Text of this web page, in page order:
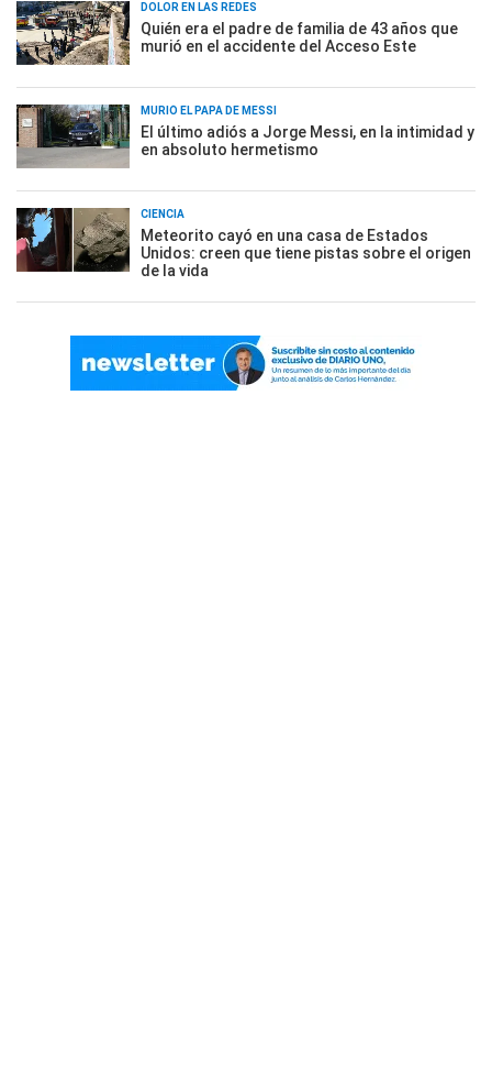
DOLOR EN LAS REDES
Quién era el padre de familia de 43 años que
murió en el accidente del Acceso Este
MURIÓ EL PAPÁ DE MESSI
El último adiós a Jorge Messi, en la intimidad y
en absoluto hermetismo
CIENCIA
Meteorito cayó en una casa de Estados
Unidos: creen que tiene pistas sobre el origen
de la vida